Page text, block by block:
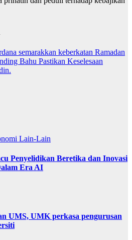
semarakkan keberkatan Ramadan
Bahu Pastikan Keselesaan
Lain-Lain
Penyelidikan Beretika dan Inovasi
Era AI
UMS, UMK perkasa pengurusan